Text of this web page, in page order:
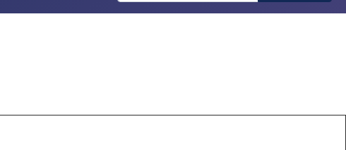
Type 2 or more characters for results.